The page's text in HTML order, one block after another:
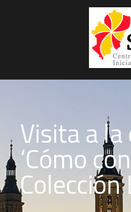
Visita a
‘Cómo
Colección